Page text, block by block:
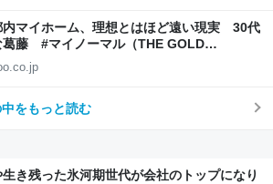
内マイホーム、理想とはほど遠い現実 30代
葛藤 #マイノーマル（THE GOLD
ライン）） - Yahoo!ニュース
をもっと読む
き残った氷河期世代が会社のトップになり